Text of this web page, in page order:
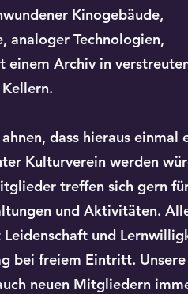
Kinogebäude,
analoger Technologien,
einem Archiv in
Kellern.
dass hieraus einmal
Kulturverein werden
treffen sich gern
und Aktivitäten.
und
bei freiem Eintritt. Unsere
neuen Mitgliedern